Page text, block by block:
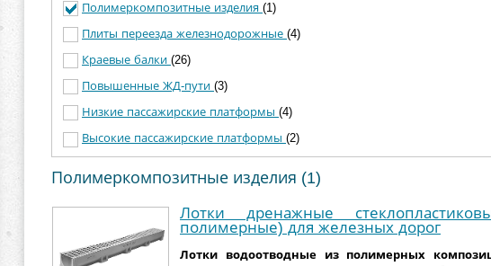
Полимеркомпозитные изделия (1)
Плиты переезда железнодорожные (4)
Краевые балки (26)
Повышенные ЖД-пути (3)
Низкие пассажирские платформы (4)
Высокие пассажирские платформы (2)
Полимеркомпозитные изделия (1)
Лотки дренажные
полимерные) для железных дорог
Лотки водоотводные из полимерных